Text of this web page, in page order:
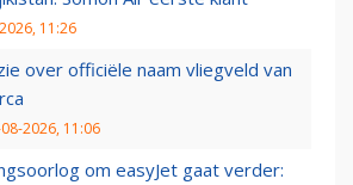
11:26
over officiële naam vliegveld van
2026, 11:06
om easyJet gaat verder: